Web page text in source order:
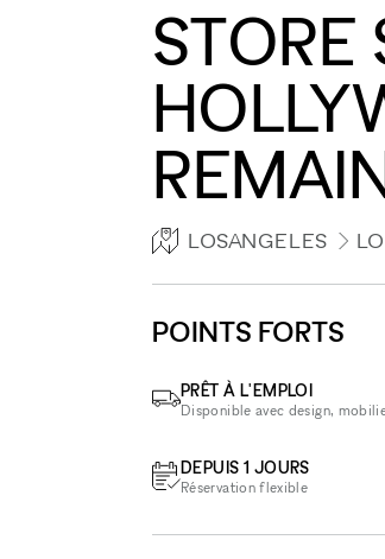
STORE
LOSANGELES
POINTS FORTS
PRÊT À L'EMPLOI
Disponible avec design,
DEPUIS 1 JOURS
Réservation flexible